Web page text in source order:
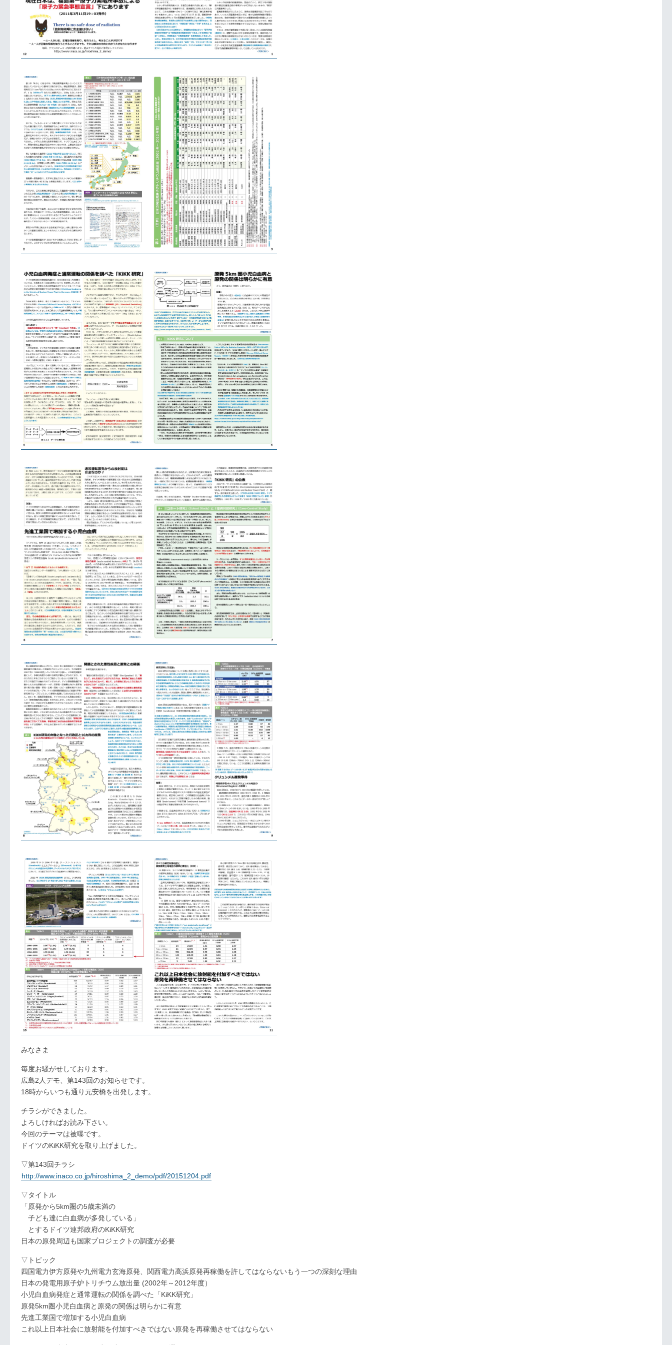
みなさま
毎度お騒がせしております。
広島2人デモ、第143回のお知らせです。
18時からいつも通り元安橋を出発します。
チラシができました。
よろしければお読み下さい。
今回のテーマは被曝です。
ドイツのKiKK研究を取り上げました。
▽第143回チラシ
http://www.inaco.co.jp/hiroshima_2_demo/pdf/20151204.pdf
▽タイトル
「原発から5km圏の5歳未満の
子ども達に白血病が多発している」
とするドイツ連邦政府のKiKK研究
日本の原発周辺も国家プロジェクトの調査が必要
▽トピック
四国電力伊方原発や九州電力玄海原発、関西電力高浜原発再稼働を許してはならないもう一つの深刻な理由
日本の発電用原子炉トリチウム放出量 (2002年～2012年度）
小児白血病発症と通常運転の関係を調べた「KiKK研究」
原発5km圏小児白血病と原発の関係は明らかに有意
先進工業国で増加する小児白血病
これ以上日本社会に放射能を付加すべきではない原発を再稼働させてはならない